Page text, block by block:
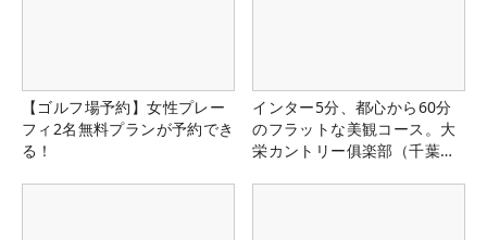
【ゴルフ場予約】女性プレー
フィ2名無料プランが予約でき
る！
インター5分、都心から60分
のフラットな美観コース。大
栄カントリー俱楽部（千葉